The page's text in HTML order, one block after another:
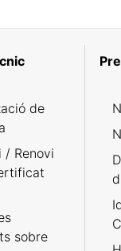
de
/ Renovi
sobre